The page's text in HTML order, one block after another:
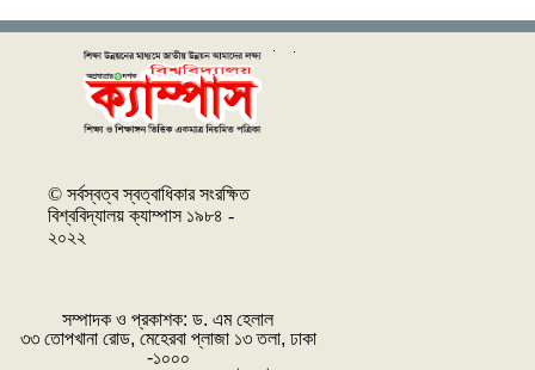
© সর্বস্বত্ব স্বত্বাধিকার সংরক্ষিত
বিশ্ববিদ্যালয় ক্যাম্পাস ১৯৮৪ -
২০২২
সম্পাদক ও প্রকাশক: ‌ড. এম হেলাল
৩৩ তোপখানা রোড, মেহেরবা প্লাজা ১৩ তলা, ঢাকা
-১০০০